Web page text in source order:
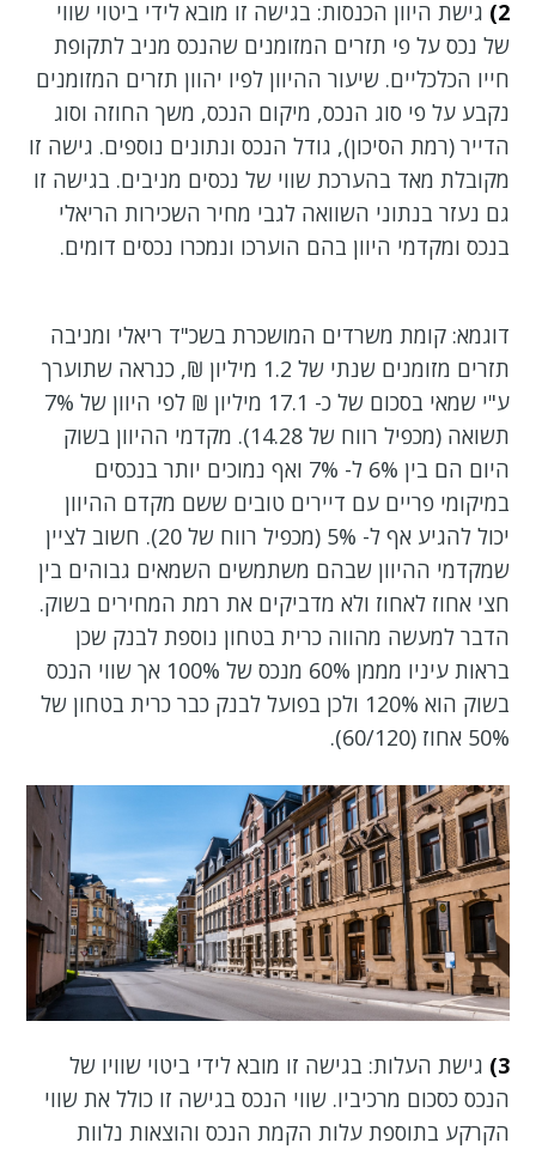
2) גישת היוון הכנסות: בגישה זו מובא לידי ביטוי שווי
של נכס על פי תזרים המזומנים שהנכס מניב לתקופת
חייו הכלכליים. שיעור ההיוון לפיו יהוון תזרים המזומנים
נקבע על פי סוג הנכס, מיקום הנכס, משך החוזה וסוג
הדייר (רמת הסיכון), גודל הנכס ונתונים נוספים. גישה זו
מקובלת מאד בהערכת שווי של נכסים מניבים. בגישה זו
גם נעזר בנתוני השוואה לגבי מחיר השכירות הריאלי
בנכס ומקדמי היוון בהם הוערכו ונמכרו נכסים דומים.
דוגמא: קומת משרדים המושכרת בשכ"ד ריאלי ומניבה
תזרים מזומנים שנתי של 1.2 מיליון ₪, כנראה שתוערך
ע"י שמאי בסכום של כ- 17.1 מיליון ₪ לפי היוון של 7%
תשואה (מכפיל רווח של 14.28). מקדמי ההיוון בשוק
היום הם בין 6% ל- 7% ואף נמוכים יותר בנכסים
במיקומי פריים עם דיירים טובים ששם מקדם ההיוון
יכול להגיע אף ל- 5% (מכפיל רווח של 20). חשוב לציין
שמקדמי ההיוון שבהם משתמשים השמאים גבוהים בין
חצי אחוז לאחוז ולא מדביקים את רמת המחירים בשוק.
הדבר למעשה מהווה כרית בטחון נוספת לבנק שכן
בראות עיניו מממן 60% מנכס של 100% אך שווי הנכס
בשוק הוא 120% ולכן בפועל לבנק כבר כרית בטחון של
50% אחוז (60/120).
3) גישת העלות: בגישה זו מובא לידי ביטוי שוויו של
הנכס כסכום מרכיביו. שווי הנכס בגישה זו כולל את שווי
הקרקע בתוספת עלות הקמת הנכס והוצאות נלוות